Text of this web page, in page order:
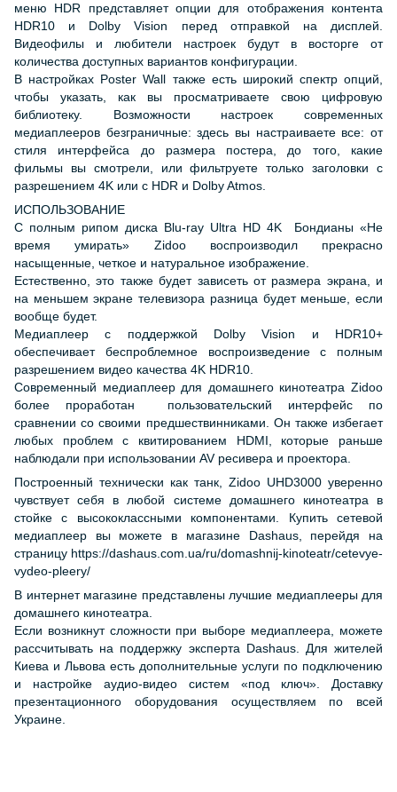
меню HDR представляет опции для отображения контента
HDR10 и Dolby Vision перед отправкой на дисплей.
Видеофилы и любители настроек будут в восторге от
количества доступных вариантов конфигурации.
В настройках Poster Wall также есть широкий спектр опций,
чтобы указать, как вы просматриваете свою цифровую
библиотеку. Возможности настроек современных
медиаплееров безграничные: здесь вы настраиваете все: от
стиля интерфейса до размера постера, до того, какие
фильмы вы смотрели, или фильтруете только заголовки с
разрешением 4K или с HDR и Dolby Atmos.
ИСПОЛЬЗОВАНИЕ
С полным рипом диска Blu-ray Ultra HD 4K Бондианы «Не
время умирать» Zidoo воспроизводил прекрасно
насыщенные, четкое и натуральное изображение.
Естественно, это также будет зависеть от размера экрана, и
на меньшем экране телевизора разница будет меньше, если
вообще будет.
Медиаплеер с поддержкой Dolby Vision и HDR10+
обеспечивает беспроблемное воспроизведение с полным
разрешением видео качества 4K HDR10.
Современный медиаплеер для домашнего кинотеатра Zidoo
более проработан пользовательский интерфейс по
сравнении со своими предшествинниками. Он также избегает
любых проблем с квитированием HDMI, которые раньше
наблюдали при использовании AV ресивера и проектора.
Построенный технически как танк, Zidoo UHD3000 уверенно
чувствует себя в любой системе домашнего кинотеатра в
стойке с высококлассными компонентами. Купить сетевой
медиаплеер вы можете в магазине Dashaus, перейдя на
страницу https://dashaus.com.ua/ru/domashnij-kinoteatr/cetevye-
vydeo-pleery/
В интернет магазине представлены лучшие медиаплееры для
домашнего кинотеатра.
Если возникнут сложности при выборе медиаплеера, можете
рассчитывать на поддержку эксперта Dashaus. Для жителей
Киева и Львова есть дополнительные услуги по подключению
и настройке аудио-видео систем «под ключ». Доставку
презентационного оборудования осуществляем по всей
Украине.